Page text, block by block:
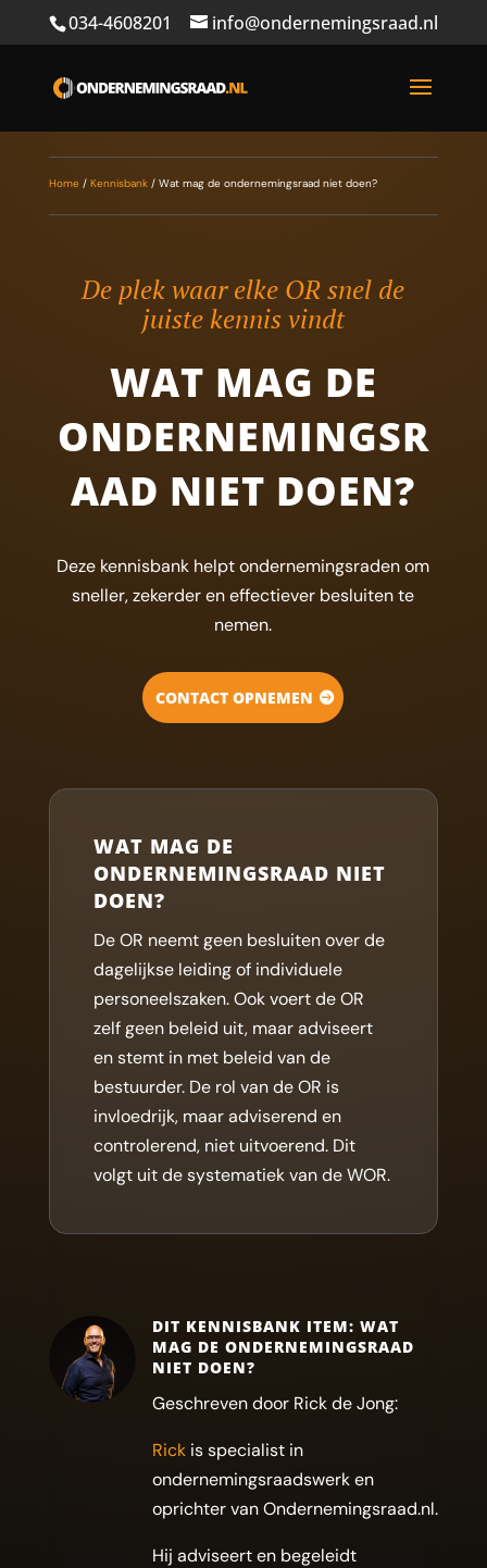
034-4608201 info@ondernemingsraad.nl
Home/ Kennisbank/ Wat mag de ondernemingsraad niet doen?
De plek waar elke OR snel de
juiste kennis vindt
WAT MAG DE
ONDERNEMINGSR
AAD NIET DOEN?
Deze kennisbank helpt ondernemingsraden om
sneller, zekerder en effectiever besluiten te
nemen.
CONTACT OPNEMEN
WAT MAG DE
ONDERNEMINGSRAAD NIET
DOEN?
De OR neemt geen besluiten over de
dagelijkse leiding of individuele
personeelszaken. Ook voert de OR
zelf geen beleid uit, maar adviseert
en stemt in met beleid van de
bestuurder. De rol van de OR is
invloedrijk, maar adviserend en
controlerend, niet uitvoerend. Dit
volgt uit de systematiek van de WOR.
DIT KENNISBANK ITEM: WAT
MAG DE ONDERNEMINGSRAAD
NIET DOEN?
Geschreven door Rick de Jong:
Rickis specialist in
ondernemingsraadswerk en
oprichter van Ondernemingsraad.nl.
Hij adviseert en begeleidt